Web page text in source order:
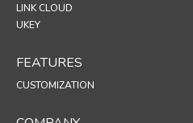
LINK CLOUD
UKEY
FEATURES
CUSTOMIZATION